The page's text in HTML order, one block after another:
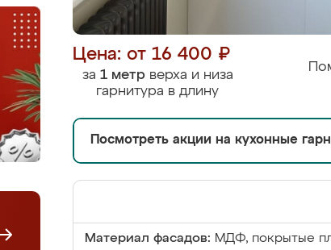
Цена: от 16 400 ₽
за 1 метрверха и низа
гарнитура в длину
Посмотреть акции на кухонные
Материал фасадов: МДФ, покрытые